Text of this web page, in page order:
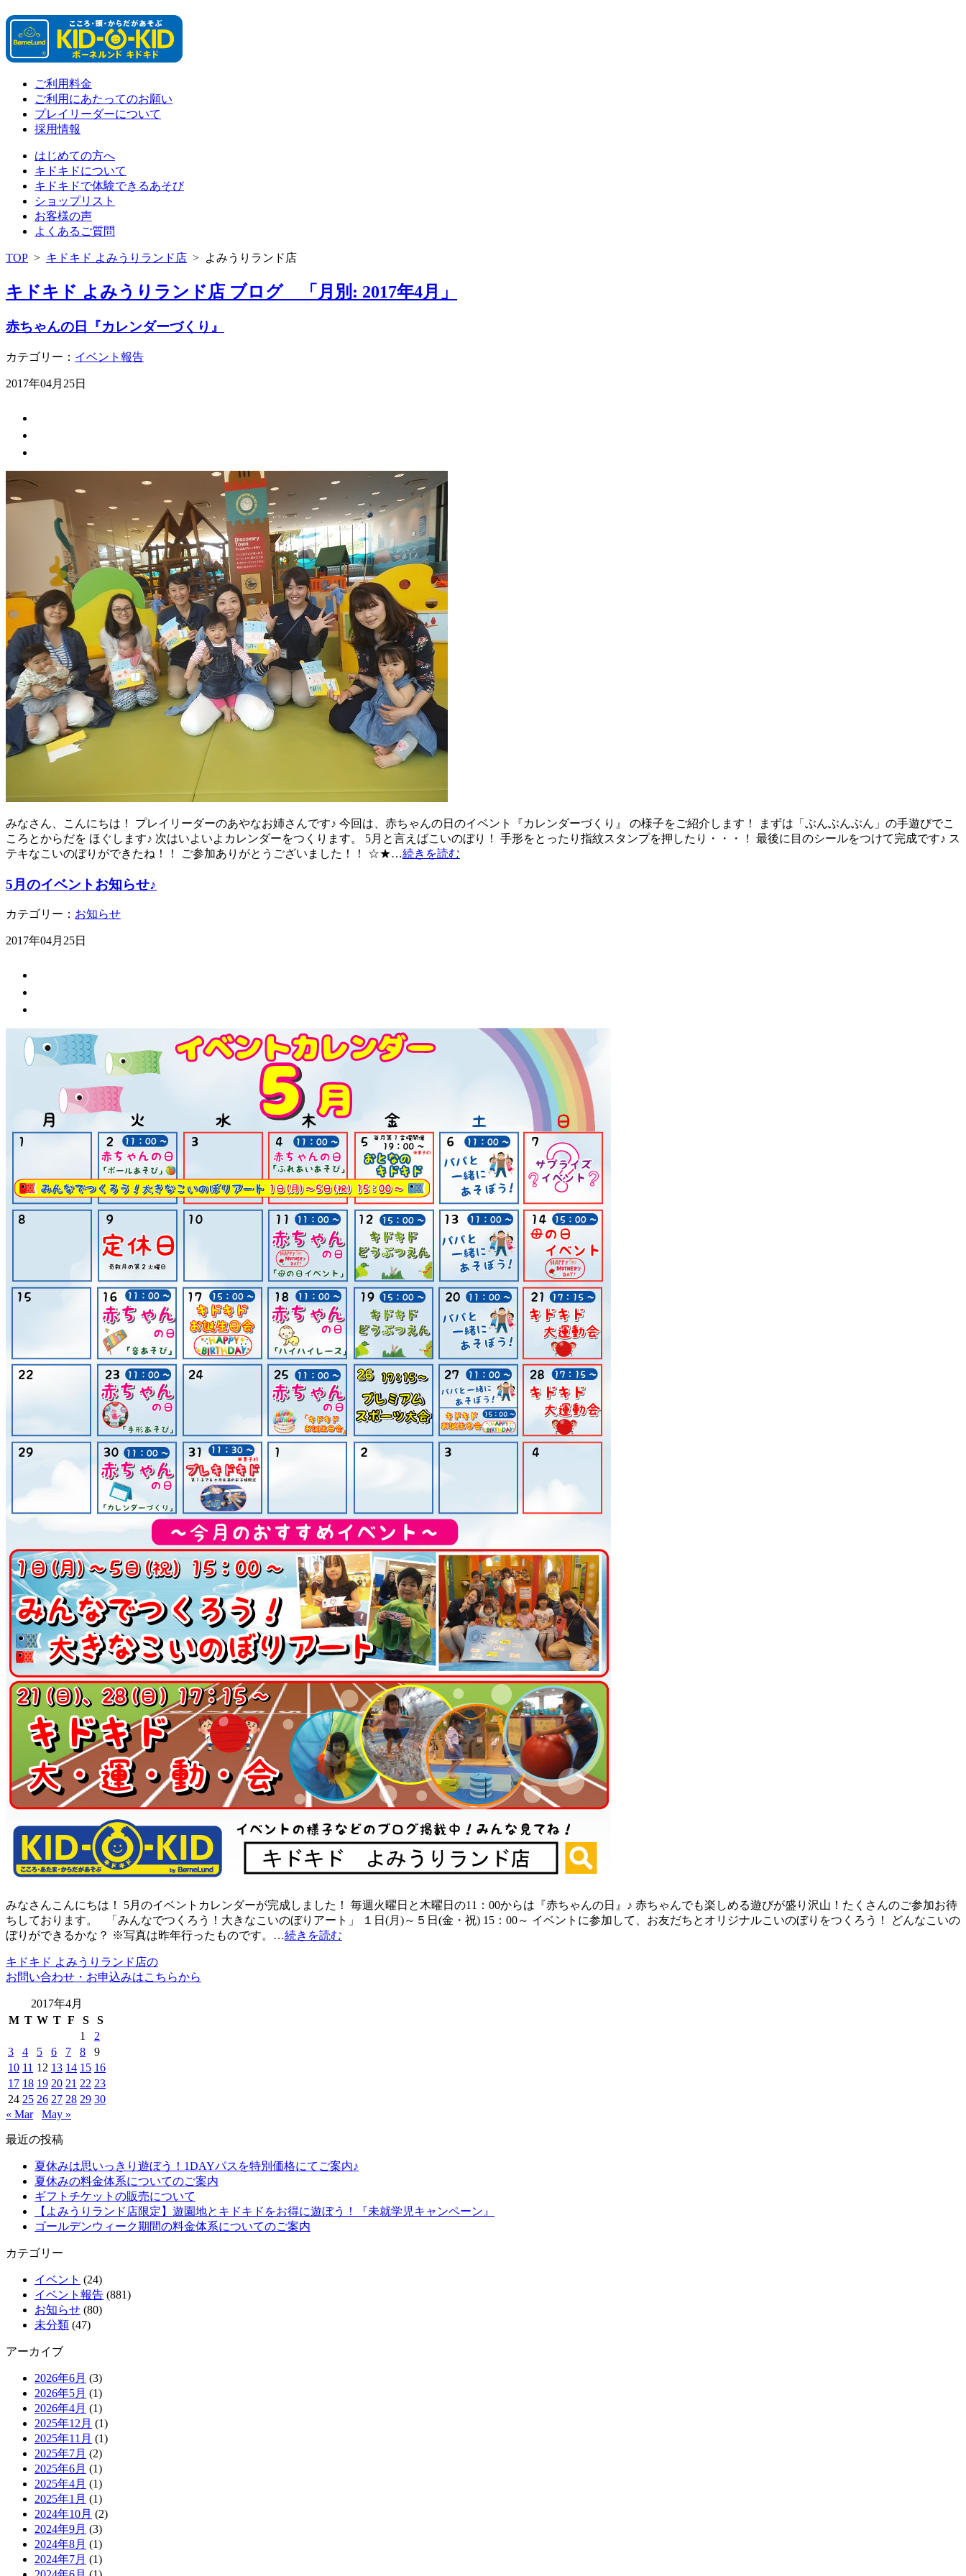
ご利用料金
ご利用にあたってのお願い
プレイリーダーについて
採用情報
はじめての方へ
キドキドについて
キドキドで体験できるあそび
ショップリスト
お客様の声
よくあるご質問
TOP > キドキド よみうりランド店 > よみうりランド店
キドキド よみうりランド店 ブログ 「月別: 2017年4月」
赤ちゃんの日『カレンダーづくり』
カテゴリー： イベント報告
2017年04月25日
みなさん、こんにちは！ プレイリーダーのあやなお姉さんです♪ 今回は、赤ちゃんの日のイベント『カレンダーづくり』 の様子をご紹介します！ まずは「ぶんぶんぶん」の手遊びでこ
ころとからだを ほぐします♪ 次はいよいよカレンダーをつくります。 5月と言えばこいのぼり！ 手形をとったり指紋スタンプを押したり・・・！ 最後に目のシールをつけて完成です♪ ス
テキなこいのぼりができたね！！ ご参加ありがとうございました！！ ☆★…続きを読む
5月のイベントお知らせ♪
カテゴリー： お知らせ
2017年04月25日
みなさんこんにちは！ 5月のイベントカレンダーが完成しました！ 毎週火曜日と木曜日の11：00からは『赤ちゃんの日』♪ 赤ちゃんでも楽しめる遊びが盛り沢山！たくさんのご参加お待
ちしております。 「みんなでつくろう！大きなこいのぼりアート」 １日(月)～５日(金・祝) 15：00～ イベントに参加して、お友だちとオリジナルこいのぼりをつくろう！ どんなこいの
ぼりができるかな？ ※写真は昨年行ったものです。…続きを読む
キドキド よみうりランド店の
お問い合わせ・お申込みはこちらから
2017年4月
M T W T F S
S
1
2
3
4 5 6 7 8
9
10 11 12 13 14 15 16
17 18 19 20 21 22 23
24 25 26 27 28 29 30
« Mar
May »
最近の投稿
夏休みは思いっきり遊ぼう！1DAYパスを特別価格にてご案内♪
夏休みの料金体系についてのご案内
ギフトチケットの販売について
【よみうりランド店限定】遊園地とキドキドをお得に遊ぼう！『未就学児キャンペーン』
ゴールデンウィーク期間の料金体系についてのご案内
カテゴリー
イベント (24)
イベント報告 (881)
お知らせ (80)
未分類 (47)
アーカイブ
2026年6月 (3)
2026年5月 (1)
2026年4月 (1)
2025年12月 (1)
2025年11月 (1)
2025年7月 (2)
2025年6月 (1)
2025年4月 (1)
2025年1月 (1)
2024年10月 (2)
2024年9月 (3)
2024年8月 (1)
2024年7月 (1)